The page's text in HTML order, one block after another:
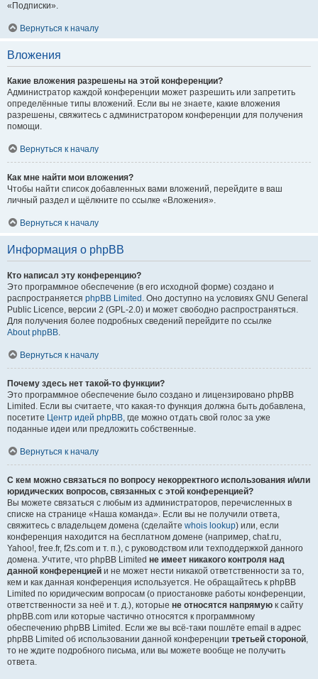
«Подписки».
Вернуться к началу
Вложения
Какие вложения разрешены на этой конференции?
Администратор каждой конференции может разрешить или запретить
определённые типы вложений. Если вы не знаете, какие вложения
разрешены, свяжитесь с администратором конференции для получения
помощи.
Вернуться к началу
Как мне найти мои вложения?
Чтобы найти список добавленных вами вложений, перейдите в ваш
личный раздел и щёлкните по ссылке «Вложения».
Вернуться к началу
Информация о phpBB
Кто написал эту конференцию?
Это программное обеспечение (в его исходной форме) создано и
распространяется phpBB Limited . Оно доступно на условиях GNU General
Public Licence, версии 2 (GPL-2.0) и может свободно распространяться.
Для получения более подробных сведений перейдите по ссылке
About phpBB.
Вернуться к началу
Почему здесь нет такой-то функции?
Это программное обеспечение было создано и лицензировано phpBB
Limited. Если вы считаете, что какая-то функция должна быть добавлена,
посетите Центр идей phpBB, где можно отдать свой голос за уже
поданные идеи или предложить собственные.
Вернуться к началу
С кем можно связаться по вопросу некорректного использования и/или
юридических вопросов, связанных с этой конференцией?
Вы можете связаться с любым из администраторов, перечисленных в
списке на странице «Наша команда». Если вы не получили ответа,
свяжитесь с владельцем домена (сделайте whois lookup) или, если
конференция находится на бесплатном домене (например, chat.ru,
Yahoo!, free.fr, f2s.com и т. п.), с руководством или техподдержкой данного
домена. Учтите, что phpBB Limited не имеет никакого контроля над
данной конференцией и не может нести никакой ответственности за то,
кем и как данная конференция используется. Не обращайтесь к phpBB
Limited по юридическим вопросам (о приостановке работы конференции,
ответственности за неё и т. д.), которые не относятся напрямую к сайту
phpBB.com или которые частично относятся к программному
обеспечению phpBB Limited. Если же вы всё-таки пошлёте email в адрес
phpBB Limited об использовании данной конференции третьей стороной,
то не ждите подробного письма, или вы можете вообще не получить
ответа.